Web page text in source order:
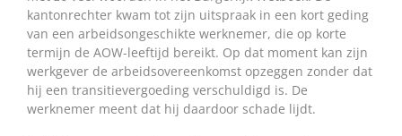
kantonrechter kwam tot zijn uitspraak in een kort geding
van een arbeidsongeschikte werknemer, die op korte
termijn de AOW-leeftijd bereikt. Op dat moment kan zijn
werkgever de arbeidsovereenkomst opzeggen zonder dat
hij een transitievergoeding verschuldigd is. De
werknemer meent dat hij daardoor schade lijdt.